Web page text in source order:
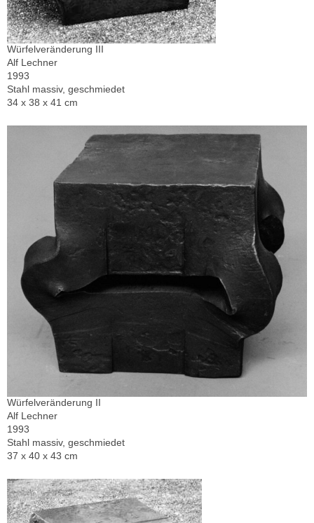
Würfelveränderung III
Alf Lechner
1993
Stahl massiv, geschmiedet
34 x 38 x 41 cm
Würfelveränderung II
Alf Lechner
1993
Stahl massiv, geschmiedet
37 x 40 x 43 cm